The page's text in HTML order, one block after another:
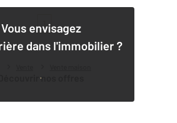
Vous envisagez
dans l'immobilier ?
Découvrir nos offres